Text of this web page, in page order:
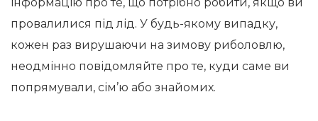
провалилися під лід. У будь-якому випадку,
кожен раз вирушаючи на зимову риболовлю,
неодмінно повідомляйте про те, куди саме ви
попрямували, сім’ю або знайомих.